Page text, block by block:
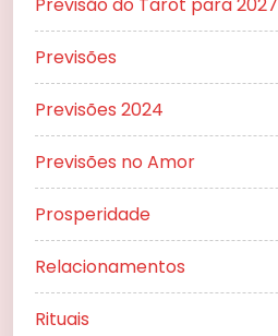
Previsões
Previsões 2024
Previsões no Amor
Prosperidade
Relacionamentos
Rituais